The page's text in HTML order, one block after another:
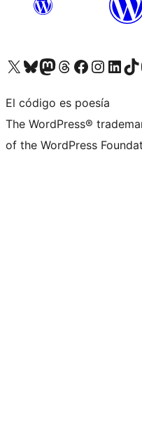
Visita nuestra cuenta de X (anteriormente Twitter)
Visita nuestra cuenta de Bluesky
Visita nuestra cuenta de Mastodon
Visita nuestra cuenta de Threads
Visita nuestra página de
Visita nuestraVisita nuestra
Visita
El código es poesía
The WordPress®
of the WordPress